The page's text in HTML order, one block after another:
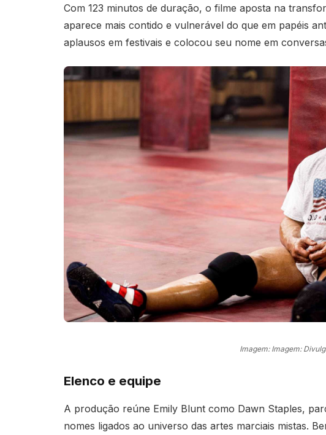
Com 123 minutos de duração, o filme aposta na
aparece mais contido e vulnerável do que em papéis
aplausos em festivais e colocou seu nome em
Imagem: Imagem:
Elenco e equipe
A produção reúne Emily Blunt como Dawn Staples,
nomes ligados ao universo das artes marciais mistas.